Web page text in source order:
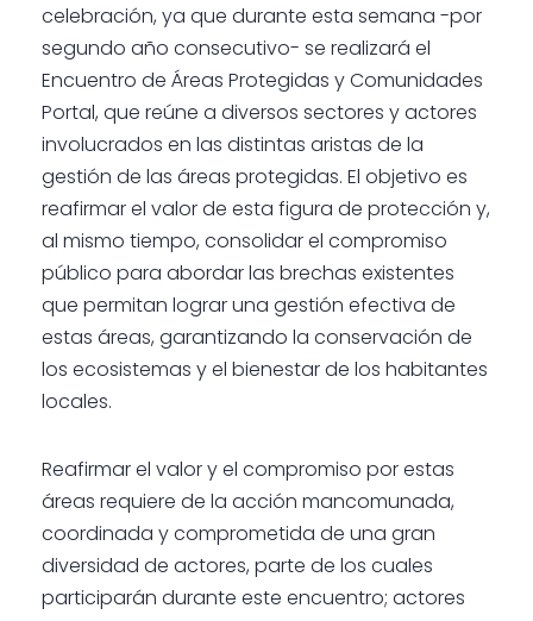
celebración, ya que durante esta semana -por
segundo año consecutivo- se realizará el
Encuentro de Áreas Protegidas y Comunidades
Portal, que reúne a diversos sectores y actores
involucrados en las distintas aristas de la
gestión de las áreas protegidas. El objetivo es
reafirmar el valor de esta figura de protección y,
al mismo tiempo, consolidar el compromiso
público para abordar las brechas existentes
que permitan lograr una gestión efectiva de
estas áreas, garantizando la conservación de
los ecosistemas y el bienestar de los habitantes
locales.
Reafirmar el valor y el compromiso por estas
áreas requiere de la acción mancomunada,
coordinada y comprometida de una gran
diversidad de actores, parte de los cuales
participarán durante este encuentro; actores